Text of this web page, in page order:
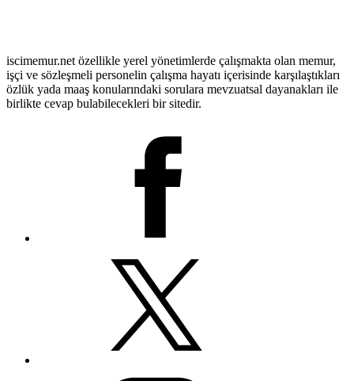
iscimemur.net özellikle yerel yönetimlerde çalışmakta olan memur,
işçi ve sözleşmeli personelin çalışma hayatı içerisinde karşılaştıkları
özlük yada maaş konularındaki sorulara mevzuatsal dayanakları ile
birlikte cevap bulabilecekleri bir sitedir.